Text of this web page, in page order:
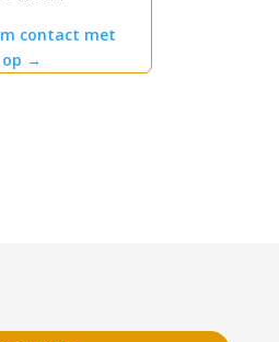
contact met
→